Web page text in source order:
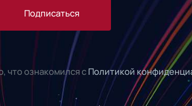
Подписаться
что ознакомился с Политикой